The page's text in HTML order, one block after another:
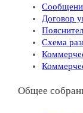
Договор
Схема
Общее